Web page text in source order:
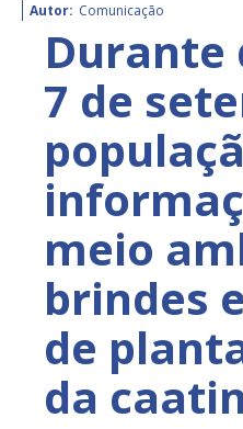
Autor: Comunicação
Durante
7 de
meio
brindes
de
da